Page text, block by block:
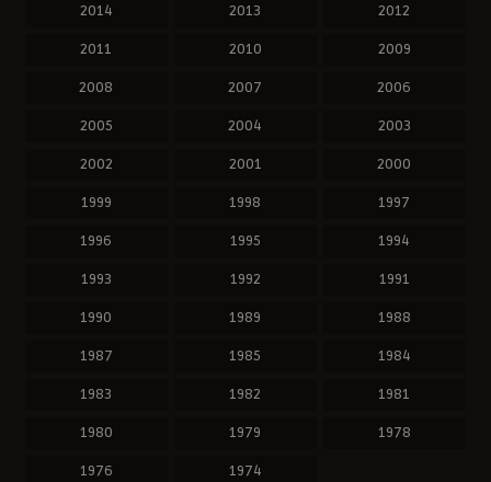
2014 2013 2012
2011 2010 2009
2008 2007 2006
2005 2004 2003
2002 2001 2000
1999 1998 1997
1996 1995 1994
1993 1992 1991
1990 1989 1988
1987 1985 1984
1983 1982 1981
1980 1979 1978
1976 1974